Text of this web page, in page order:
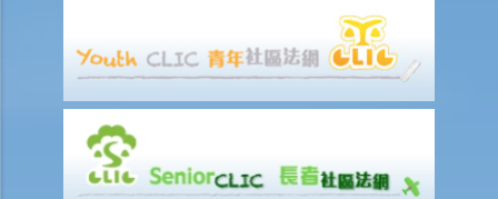
8. 违约—贷款人何时可以终止贷款协议，并要求还款及收取所有其他应
付款项？